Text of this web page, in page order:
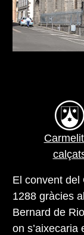
El convent del
1288 gràcies
Bernard de
on s’aixecaria